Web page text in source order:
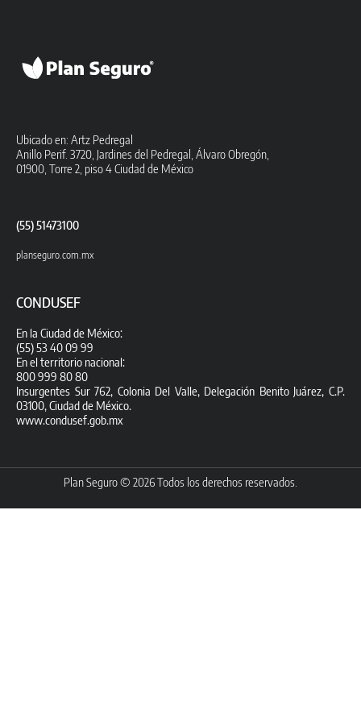
Ubicado en: Artz Pedregal
Anillo Perif. 3720, Jardines del Pedregal, Álvaro Obregón,
01900, Torre 2, piso 4 Ciudad de México
(55) 51473100
planseguro.com.mx
CONDUSEF
En la Ciudad de México:
(55) 53 40 09 99
En el territorio nacional:
800 999 80 80
Insurgentes Sur 762, Colonia Del Valle, Delegación Benito Juárez, C.P.
03100, Ciudad de México.
www.condusef.gob.mx
Plan Seguro © 2026 Todos los derechos reservados.